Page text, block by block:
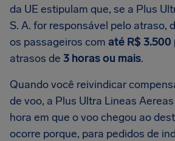
da UE estipulam que, se a Plus
S. A. for responsável pelo atraso,
os passageiros com até R$
atrasos de 3 horas ou mais.
Quando você reivindicar
de voo, a Plus Ultra Lineas
hora em que o voo chegou ao
ocorre porque, para pedidos de